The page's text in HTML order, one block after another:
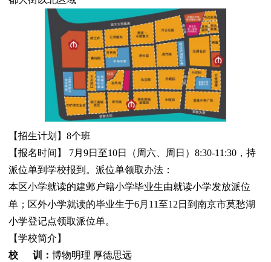
【招生计划】 8个班
【报名时间】 7月9日至10日（周六、周日）8:30-11:30，持
派位单到学校报到。派位单领取办法：
本区小学就读的建邺户籍小学毕业生由就读小学发放派位
单；区外小学就读的毕业生于6月11至12日到南京市莫愁湖
小学登记点领取派位单。
【学校简介】
校 训： 博物明理 厚德思远